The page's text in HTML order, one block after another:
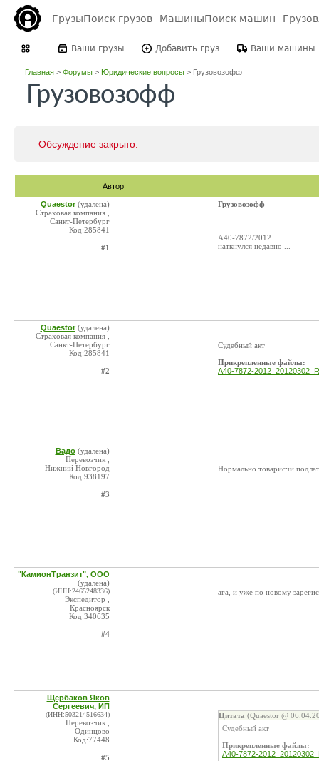
ГрузыПоиск грузов МашиныПоиск машин
Ваши грузы Добавить груз Ваши машины
Главная> Форумы> Юридические вопросы> Грузовозофф
Грузовозофф
Обсуждение закрыто.
Автор
Quaestor (удалена)
Страховая компания ,
Санкт-Петербург
Код:285841
#1
Грузовозофф
А40-7872/2012
наткнулся недавно ...
Quaestor (удалена)
Страховая компания ,
Санкт-Петербург
Код:285841
#2
Судебный акт
Прикрепленные файлы:
A40-7872-
Вадо (удалена)
Перевозчик ,
Нижний Новгород
Код:938197
#3
Нормально товарисчи
"КамионТранзит", ООО
(удалена)
(ИНН:2465248336)
Экспедитор ,
Красноярск
Код:340635
#4
ага, и уже по новому
Щербаков Яков
Сергеевич, ИП
(ИНН:503214516634)
Перевозчик ,
Одинцово
Код:77448
#5
Цитата (Quaestor @
Судебный акт
Прикрепленные файлы:
A40-7872-